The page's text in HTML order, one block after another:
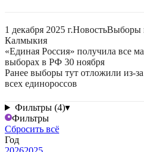
1 декабря 2025 г.НовостьВыборы
Калмыкия
«Единая Россия» получила все
выборах в РФ 30 ноября
Ранее выборы тут отложили из-
всех единороссов
Фильтры (4)▾
Фильтры
Сбросить всё
Год